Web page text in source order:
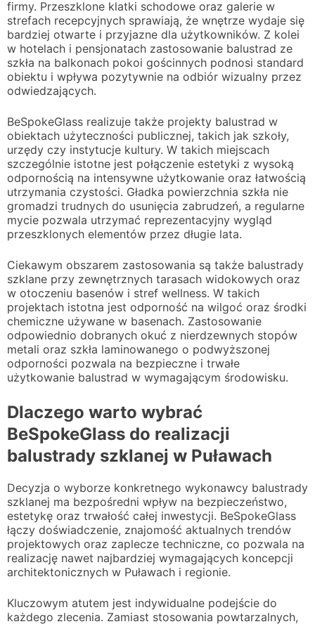
firmy. Przeszklone klatki schodowe oraz galerie w
strefach recepcyjnych sprawiają, że wnętrze wydaje się
bardziej otwarte i przyjazne dla użytkowników. Z kolei
w hotelach i pensjonatach zastosowanie balustrad ze
szkła na balkonach pokoi gościnnych podnosi standard
obiektu i wpływa pozytywnie na odbiór wizualny przez
odwiedzających.
BeSpokeGlass realizuje także projekty balustrad w
obiektach użyteczności publicznej, takich jak szkoły,
urzędy czy instytucje kultury. W takich miejscach
szczególnie istotne jest połączenie estetyki z wysoką
odpornością na intensywne użytkowanie oraz łatwością
utrzymania czystości. Gładka powierzchnia szkła nie
gromadzi trudnych do usunięcia zabrudzeń, a regularne
mycie pozwala utrzymać reprezentacyjny wygląd
przeszklonych elementów przez długie lata.
Ciekawym obszarem zastosowania są także balustrady
szklane przy zewnętrznych tarasach widokowych oraz
w otoczeniu basenów i stref wellness. W takich
projektach istotna jest odporność na wilgoć oraz środki
chemiczne używane w basenach. Zastosowanie
odpowiednio dobranych okuć z nierdzewnych stopów
metali oraz szkła laminowanego o podwyższonej
odporności pozwala na bezpieczne i trwałe
użytkowanie balustrad w wymagającym środowisku.
Dlaczego warto wybrać
BeSpokeGlass do realizacji
balustrady szklanej w Puławach
Decyzja o wyborze konkretnego wykonawcy balustrady
szklanej ma bezpośredni wpływ na bezpieczeństwo,
estetykę oraz trwałość całej inwestycji. BeSpokeGlass
łączy doświadczenie, znajomość aktualnych trendów
projektowych oraz zaplecze techniczne, co pozwala na
realizację nawet najbardziej wymagających koncepcji
architektonicznych w Puławach i regionie.
Kluczowym atutem jest indywidualne podejście do
każdego zlecenia. Zamiast stosowania powtarzalnych,